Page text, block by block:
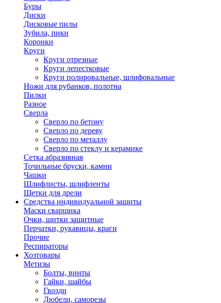
Буры
Диски
Дисковые пилы
Зубила, пики
Коронки
Круги
Круги отрезные
Круги лепестковые
Круги полировальные, шлифовальные
Ножи для рубанков, полотна
Пилки
Разное
Сверла
Сверло по бетону
Сверло по дереву
Сверло по металлу
Сверло по стеклу и керамике
Сетка абразивная
Точильные бруски, камни
Чашки
Шлифлисты, шлифленты
Щетки для дрели
Средства индивидуальной защиты
Маски сварщика
Очки, щитки защитные
Перчатки, рукавицы, краги
Прочие
Респираторы
Хозтовары
Метизы
Болты, винты
Гайки, шайбы
Гвозди
Дюбели, саморезы